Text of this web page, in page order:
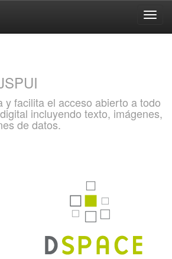
y facilita el acceso abierto a todo
incluyendo texto, imágenes,
de datos.